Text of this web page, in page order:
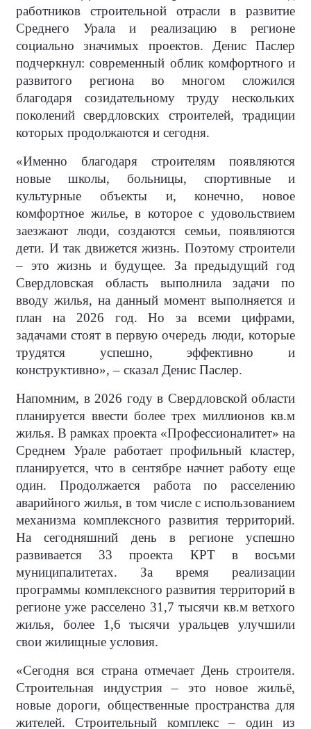
работников строительной отрасли в развитие
Среднего Урала и реализацию в регионе
социально значимых проектов. Денис Паслер
подчеркнул: современный облик комфортного и
развитого региона во многом сложился
благодаря созидательному труду нескольких
поколений свердловских строителей, традиции
которых продолжаются и сегодня.
«Именно благодаря строителям появляются
новые школы, больницы, спортивные и
культурные объекты и, конечно, новое
комфортное жилье, в которое с удовольствием
заезжают люди, создаются семьи, появляются
дети. И так движется жизнь. Поэтому строители
– это жизнь и будущее. За предыдущий год
Свердловская область выполнила задачи по
вводу жилья, на данный момент выполняется и
план на 2026 год. Но за всеми цифрами,
задачами стоят в первую очередь люди, которые
трудятся успешно, эффективно и
конструктивно», – сказал Денис Паслер.
Напомним, в 2026 году в Свердловской области
планируется ввести более трех миллионов кв.м
жилья. В рамках проекта «Профессионалитет» на
Среднем Урале работает профильный кластер,
планируется, что в сентябре начнет работу еще
один. Продолжается работа по расселению
аварийного жилья, в том числе с использованием
механизма комплексного развития территорий.
На сегодняшний день в регионе успешно
развивается 33 проекта КРТ в восьми
муниципалитетах. За время реализации
программы комплексного развития территорий в
регионе уже расселено 31,7 тысячи кв.м ветхого
жилья, более 1,6 тысячи уральцев улучшили
свои жилищные условия.
«Сегодня вся страна отмечает День строителя.
Строительная индустрия – это новое жильё,
новые дороги, общественные пространства для
жителей. Строительный комплекс – один из